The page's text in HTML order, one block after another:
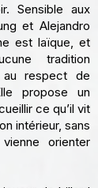
Sensible aux
et Alejandro
est laïque, et
tradition
au respect de
propose un
ce qu’il vit
intérieur, sans
orienter